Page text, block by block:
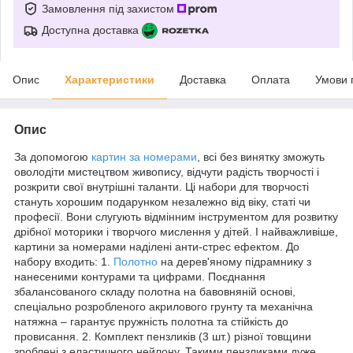
Замовлення під захистом
Доступна доставка
Опис Характеристики Доставка Оплата Умови
Опис
За допомогою картин за номерами , всі без винятку зможуть
оволодіти мистецтвом живопису, відчути радість творчості і
розкрити свої внутрішні таланти. Ці набори для творчості
стануть хорошим подарунком незалежно від віку, статі чи
професії. Вони слугують відмінним інструментом для розвитку
дрібної моторики і творчого мислення у дітей. І найважливіше,
картини за номерами наділені анти-стрес ефектом. До
набору входить: 1. Полотно на дерев'яному підрамнику з
нанесеними контурами та цифрами. Поєднання
збалансованого складу полотна на бавовняній основі,
спеціально розробленого акрилового грунту та механічна
натяжна – гарантує пружність полотна та стійкість до
провисання. 2. Комплект пензликів (3 шт.) різної товщини